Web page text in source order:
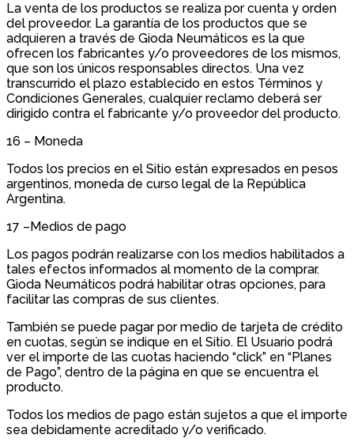
La venta de los productos se realiza por cuenta y orden
del proveedor. La garantía de los productos que se
adquieren a través de Gioda Neumáticos es la que
ofrecen los fabricantes y/o proveedores de los mismos,
que son los únicos responsables directos. Una vez
transcurrido el plazo establecido en estos Términos y
Condiciones Generales, cualquier reclamo deberá ser
dirigido contra el fabricante y/o proveedor del producto.
16 – Moneda
Todos los precios en el Sitio están expresados en pesos
argentinos, moneda de curso legal de la República
Argentina.
17 –Medios de pago
Los pagos podrán realizarse con los medios habilitados a
tales efectos informados al momento de la comprar.
Gioda Neumáticos podrá habilitar otras opciones, para
facilitar las compras de sus clientes.
También se puede pagar por medio de tarjeta de crédito
en cuotas, según se indique en el Sitio. El Usuario podrá
ver el importe de las cuotas haciendo “click” en “Planes
de Pago”, dentro de la página en que se encuentra el
producto.
Todos los medios de pago están sujetos a que el importe
sea debidamente acreditado y/o verificado.